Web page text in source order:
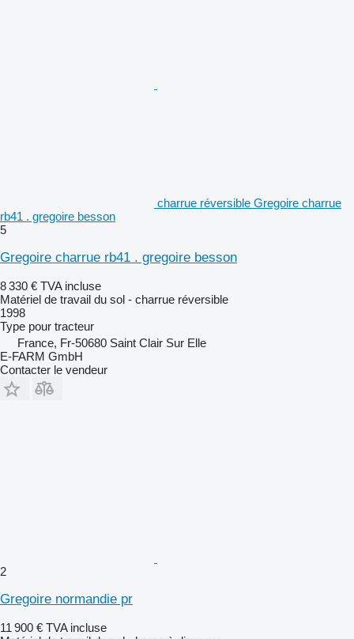
charrue réversible Gregoire charrue
rb41 . gregoire besson
5
Gregoire charrue rb41 . gregoire besson
8 330 € TVA incluse
Matériel de travail du sol - charrue réversible
1998
Type pour tracteur
France, Fr-50680 Saint Clair Sur Elle
E-FARM GmbH
Contacter le vendeur
2
Gregoire normandie pr
11 900 € TVA incluse